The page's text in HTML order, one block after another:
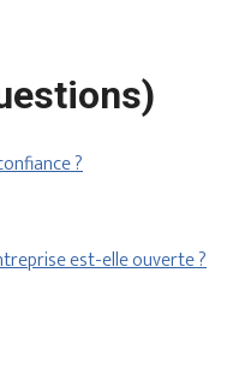
?
est-elle ouverte ?